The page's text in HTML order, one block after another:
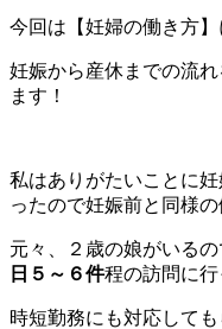
今回は【妊婦の働き方
妊娠から産休までの流
ます！
私はありがたいことに
ったので妊娠前と同様
元々、２歳の娘がいる
日５～６件程の訪問に行
時短勤務にも対応して